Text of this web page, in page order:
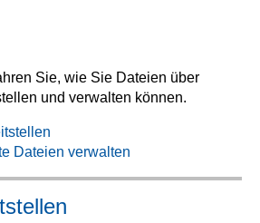
Sie, wie Sie Dateien über
und verwalten können.
Dateien verwalten